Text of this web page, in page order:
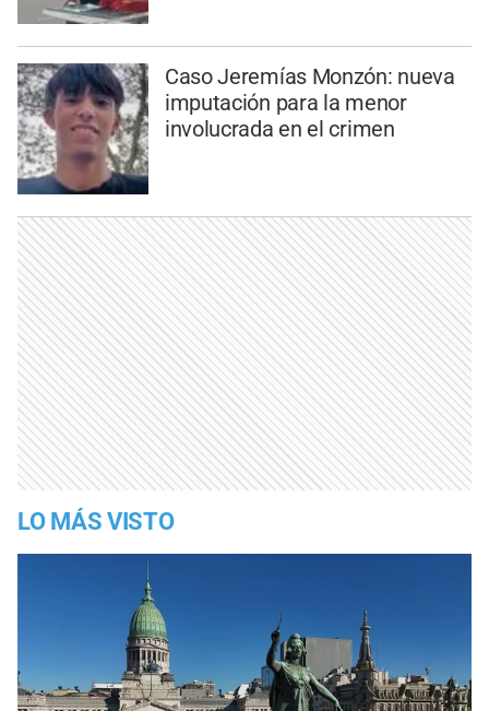
Caso Jeremías Monzón: nueva
imputación para la menor
involucrada en el crimen
LO MÁS VISTO